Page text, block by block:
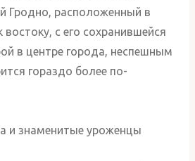
Гродно, расположенный в
востоку, с его сохранившейся
в центре города, неспешным
гораздо более по-
и знаменитые уроженцы